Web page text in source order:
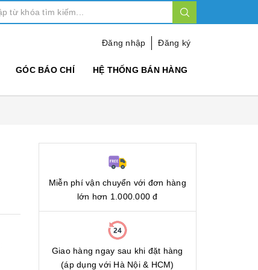
Đăng nhập Đăng ký
GÓC BÁO CHÍ HỆ THỐNG BÁN HÀNG
Miễn phí vận chuyển với đơn hàng
lớn hơn 1.000.000 đ
Giao hàng ngay sau khi đặt hàng
(áp dụng với Hà Nội & HCM)